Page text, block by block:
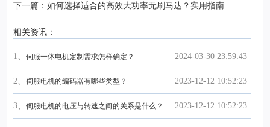
下一篇：如何选择适合的高效大功率无刷马达？实用指南
相关资讯：
2024-03-30 23:59:43
1、 伺服一体电机定制需求怎样确定？
2023-12-12 10:52:23
2、 伺服电机的编码器有哪些类型？
2023-12-12 10:52:23
3、 伺服电机的电压与转速之间的关系是什么？